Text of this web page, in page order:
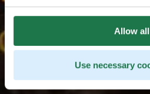
Allow all
Use necessary